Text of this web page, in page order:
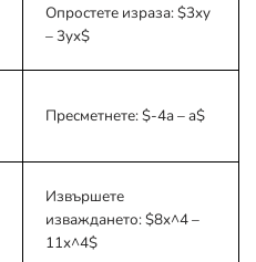
Опростете израза:$3xy
– 3yx$
Пресметнете:$-4a – a$
Извършете
изваждането:$8x^4 –
11x^4$